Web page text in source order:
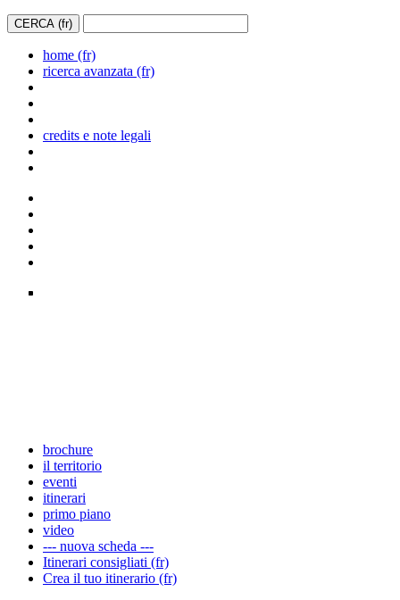
home (fr)
ricerca avanzata (fr)
credits e note legali
brochure
il territorio
eventi
itinerari
primo piano
video
--- nuova scheda ---
Itinerari consigliati (fr)
Crea il tuo itinerario (fr)